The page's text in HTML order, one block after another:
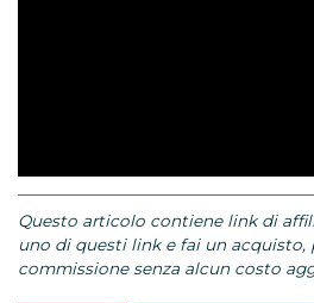
Questo articolo contiene link di
uno di questi link e fai un acquisto,
commissione senza alcun costo